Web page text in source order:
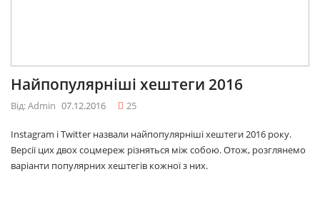
Найпопулярніші хештеги 2016
Від: Admin 07.12.2016 25
Instagram і Twitter назвали найпопулярніші хештеги 2016 року.
Версії цих двох соцмереж різняться між собою. Отож, розглянемо
варіанти популярних хештегів кожної з них.